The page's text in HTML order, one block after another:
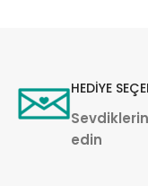
HEDİYE
edin